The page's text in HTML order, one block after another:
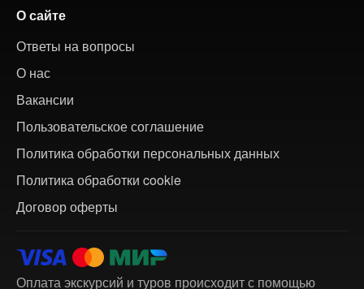
О сайте
Ответы на вопросы
О нас
Вакансии
Пользовательское соглашение
Политика обработки персональных данных
Политика обработки cookie
Договор оферты
Оплата экскурсий и туров происходит с помощью